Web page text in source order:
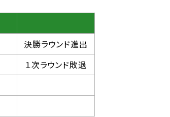
決勝ラウンド進出
１次ラウンド敗退